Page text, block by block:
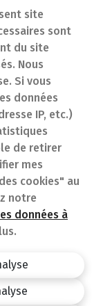
site
sont
du site
Nous
Si vous
données
IP, etc.)
de retirer
mes
cookies" au
notre
données à
(FAQ)